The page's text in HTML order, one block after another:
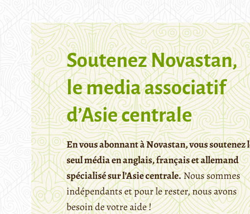
Soutenez Novastan,
le media associatif
d’Asie centrale
En vous abonnant à Novastan, vous soutenez
seul média en anglais, français et allemand
spécialisé sur l’Asie centrale.Nous sommes
indépendants et pour le rester, nous avons
besoin de votre aide !